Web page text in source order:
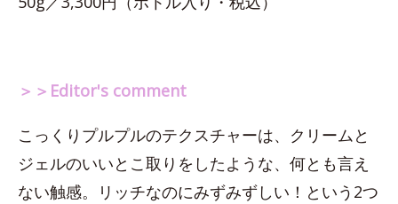
＞＞Editor's comment
こっくりプルプルのテクスチャーは、クリームと
ジェルのいいとこ取りをしたような、何とも言え
ない触感。リッチなのにみずみずしい！という2つ